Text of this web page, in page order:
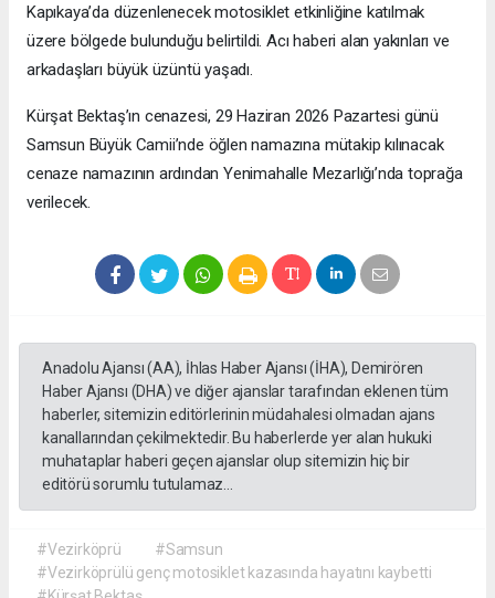
Kapıkaya’da düzenlenecek motosiklet etkinliğine katılmak
üzere bölgede bulunduğu belirtildi. Acı haberi alan yakınları ve
arkadaşları büyük üzüntü yaşadı.
Kürşat Bektaş’ın cenazesi, 29 Haziran 2026 Pazartesi günü
Samsun Büyük Camii’nde öğlen namazına mütakip kılınacak
cenaze namazının ardından Yenimahalle Mezarlığı’nda toprağa
verilecek.
Anadolu Ajansı (AA), İhlas Haber Ajansı (İHA), Demirören
Haber Ajansı (DHA) ve diğer ajanslar tarafından eklenen tüm
haberler, sitemizin editörlerinin müdahalesi olmadan ajans
kanallarından çekilmektedir. Bu haberlerde yer alan hukuki
muhataplar haberi geçen ajanslar olup sitemizin hiç bir
editörü sorumlu tutulamaz...
#Vezirköprü
#Samsun
#Vezirköprülü genç motosiklet kazasında hayatını kaybetti